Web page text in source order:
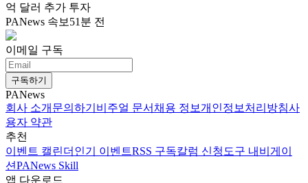
억 달러 추가 투자
PANews 속보 51분 전
이메일 구독
구독하기
PANews
회사 소개 문의하기 비주얼 문서 채용 정보개인정보처리방침사
용자 약관
추천
이벤트 캘린더 인기 이벤트RSS 구독칼럼 신청 도구 내비게이
션PANews Skill
앱 다운로드